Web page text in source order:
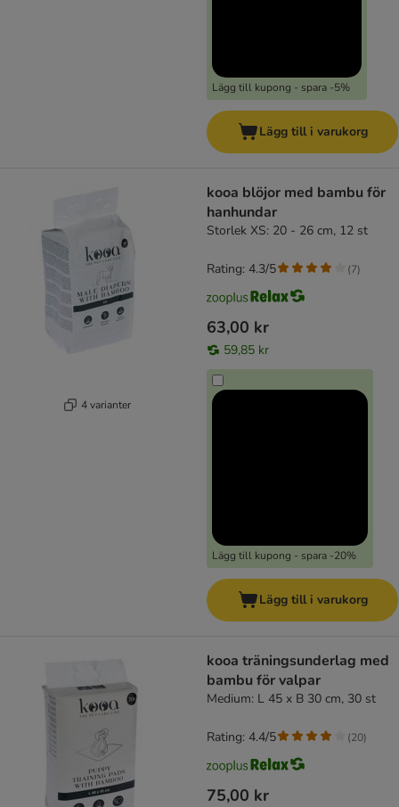
Lägg till kupong - spara -5%
Lägg till i varukorg
4 varianter
kooa blöjor med bambu för
hanhundar
Storlek XS: 20 - 26 cm, 12 st
63,00 kr
59,85 kr
Lägg till kupong - spara -20%
Rating: 4.3/5 (7)
Lägg till i varukorg
kooa träningsunderlag med
bambu för valpar
Medium: L 45 x B 30 cm, 30 st
75,00 kr
Rating: 4.4/5 (20)